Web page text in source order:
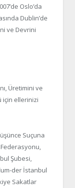
Oslo’da
Dublin’de
ve Devrini
Üretimini ve
için ellerinizi
Suçuna
Şubesi,
der İstanbul
Sakatlar